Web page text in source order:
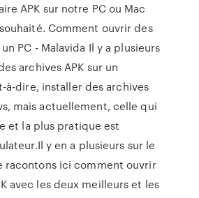
APK sur notre PC ou Mac
Comment ouvrir des
PC - Malavida Il y a plusieurs
archives APK sur un
à-dire, installer des archives
mais actuellement, celle qui
et la plus pratique est
y en a plusieurs sur le
racontons ici comment ouvrir
avec les deux meilleurs et les